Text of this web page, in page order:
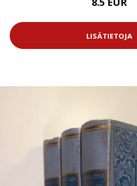
LISÄTIETOJA